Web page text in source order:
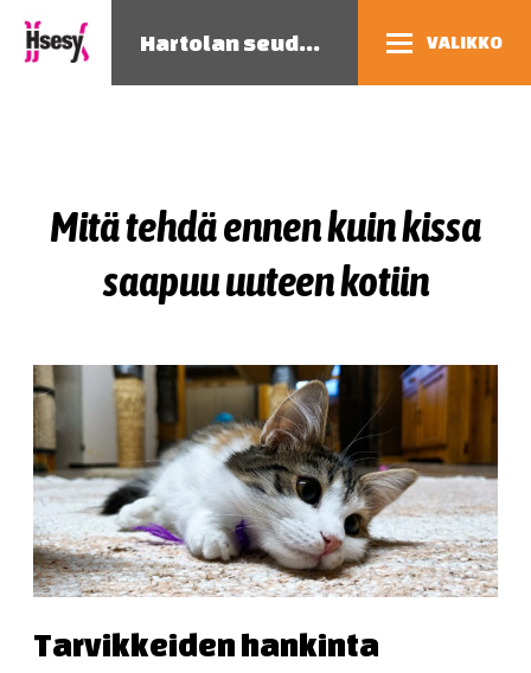
Hartolan seudun eläinsuojeluyhdistys VALIKKO
Mitä tehdä ennen kuin kissa
saapuu uuteen kotiin
Tarvikkeiden hankinta